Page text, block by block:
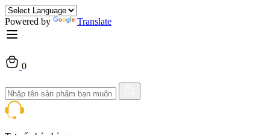
Powered by Translate
0